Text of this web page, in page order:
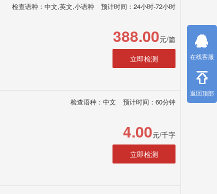
检查语种：中文,英文,小语种 预计时间：24小时-72小时
388.00元/篇
立即检测
检查语种：中文 预计时间：60分钟
4.00元/千字
立即检测
在线客服
返回顶部